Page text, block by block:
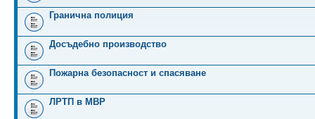
Гранична полиция
Досъдебно производство
Пожарна безопасност и спасяване
ЛРТП в МВР